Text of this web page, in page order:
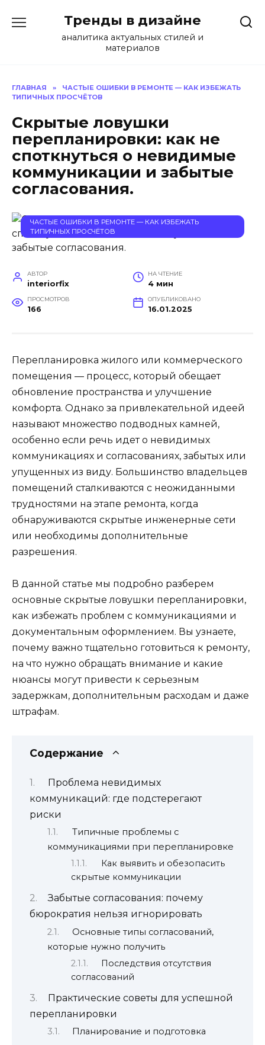
содержанию
Тренды в дизайне
аналитика актуальных стилей и
материалов
ГЛАВНАЯ »
ЧАСТЫЕ ОШИБКИ В РЕМОНТЕ — КАК ИЗБЕЖАТЬ
ТИПИЧНЫХ ПРОСЧЁТОВ
Скрытые ловушки
перепланировки: как не
споткнуться о невидимые
коммуникации и забытые
согласования.
ЧАСТЫЕ ОШИБКИ В РЕМОНТЕ — КАК ИЗБЕЖАТЬ
ТИПИЧНЫХ ПРОСЧЁТОВ
АВТОР
interiorfix
НА ЧТЕНИЕ
4 мин
ПРОСМОТРОВ
166
ОПУБЛИКОВАНО
16.01.2025
Перепланировка жилого или коммерческого
помещения — процесс, который обещает
обновление пространства и улучшение
комфорта. Однако за привлекательной идеей
называют множество подводных камней,
особенно если речь идет о невидимых
коммуникациях и согласованиях, забытых или
упущенных из виду. Большинство владельцев
помещений сталкиваются с неожиданными
трудностями на этапе ремонта, когда
обнаруживаются скрытые инженерные сети
или необходимы дополнительные
разрешения.
В данной статье мы подробно разберем
основные скрытые ловушки перепланировки,
как избежать проблем с коммуникациями и
документальным оформлением. Вы узнаете,
почему важно тщательно готовиться к ремонту,
на что нужно обращать внимание и какие
нюансы могут привести к серьезным
задержкам, дополнительным расходам и даже
штрафам.
Содержание
Проблема невидимых
коммуникаций: где подстерегают
риски
Типичные проблемы с
коммуникациями при перепланировке
Как выявить и обезопасить
скрытые коммуникации
Забытые согласования: почему
бюрократия нельзя игнорировать
Основные типы согласований,
которые нужно получить
Последствия отсутствия
согласований
Практические советы для успешной
перепланировки
Планирование и подготовка